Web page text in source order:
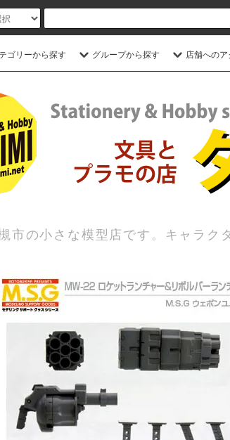
ゴリーから探す グループから探す 店舗へのア
市の小さな模型店です。キャラク